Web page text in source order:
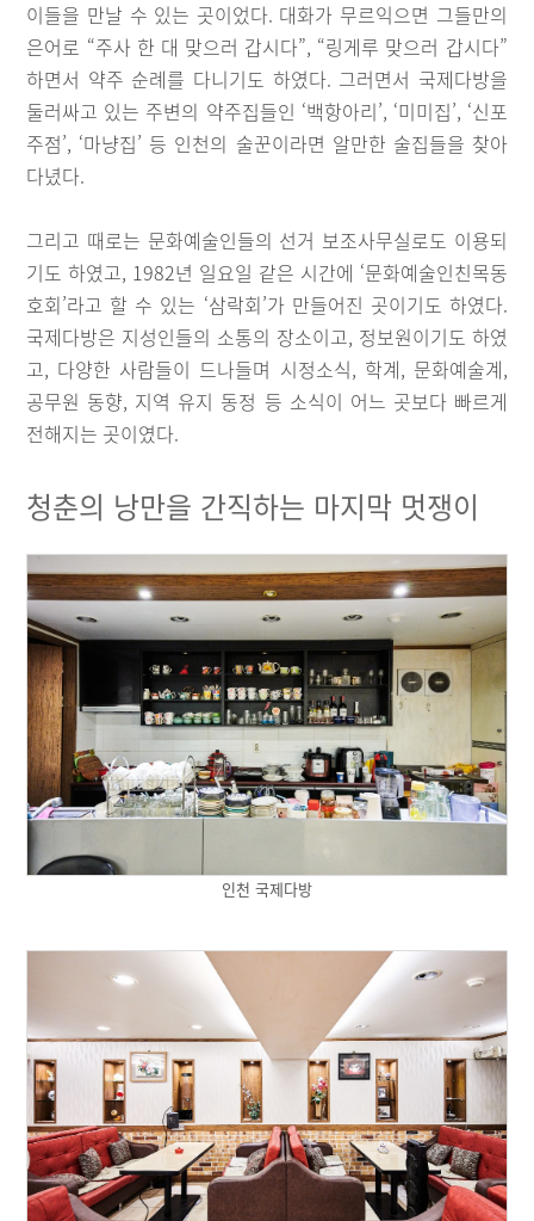
이들을 만날 수 있는 곳이었다. 대화가 무르익으면 그들만의
은어로 “주사 한 대 맞으러 갑시다”, “링게루 맞으러 갑시다”
하면서 약주 순례를 다니기도 하였다. 그러면서 국제다방을
둘러싸고 있는 주변의 약주집들인 ‘백항아리’, ‘미미집’, ‘신포
주점’, ‘마냥집’ 등 인천의 술꾼이라면 알만한 술집들을 찾아
다녔다.
그리고 때로는 문화예술인들의 선거 보조사무실로도 이용되
기도 하였고, 1982년 일요일 같은 시간에 ‘문화예술인친목동
호회’라고 할 수 있는 ‘삼락회’가 만들어진 곳이기도 하였다.
국제다방은 지성인들의 소통의 장소이고, 정보원이기도 하였
고, 다양한 사람들이 드나들며 시정소식, 학계, 문화예술계,
공무원 동향, 지역 유지 동정 등 소식이 어느 곳보다 빠르게
전해지는 곳이였다.
청춘의 낭만을 간직하는 마지막 멋쟁이
인천 국제다방